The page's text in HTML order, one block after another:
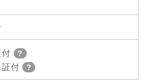
付
付